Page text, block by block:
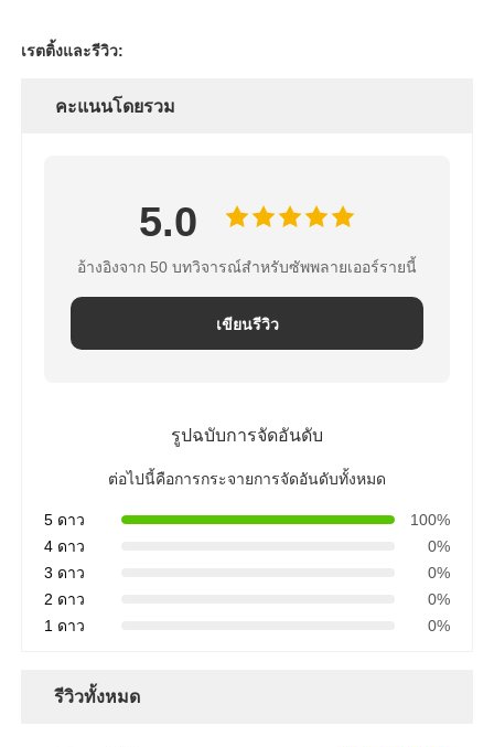
ที่อยู่อาศัยเมมเบรน RO
เรซินแลกเปลี่ยนไอออน
วาล์วควบคุมการกรอง
เกจวัดความดัน
เครื่องวัดการไหล
ตัวยึด RO
เรตติ้งและรีวิว:
คะแนนโดยรวม
5.0
อ้างอิงจาก 50 บทวิจารณ์สำหรับซัพพลายเออร์รายนี้
เขียนรีวิว
รูปฉบับการจัดอันดับ
ต่อไปนี้คือการกระจายการจัดอันดับทั้งหมด
5 ดาว
100%
4 ดาว
0%
3 ดาว
0%
2 ดาว
0%
1 ดาว
0%
รีวิวทั้งหมด